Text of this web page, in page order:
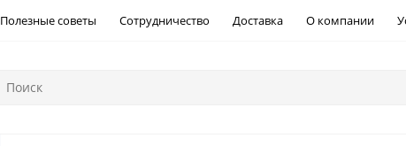
Полезные советы Сотрудничество Доставка О компании